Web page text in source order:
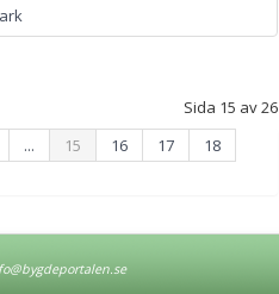
Sida 15 av 26
... 15 16 17
18